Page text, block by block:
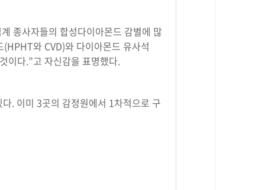
종사자들의 합성다이아몬드 감별에 많
와 CVD)와 다이아몬드 유사석
이다.”고 자신감을 표명했다.
. 이미 3곳의 감정원에서 1차적으로 구